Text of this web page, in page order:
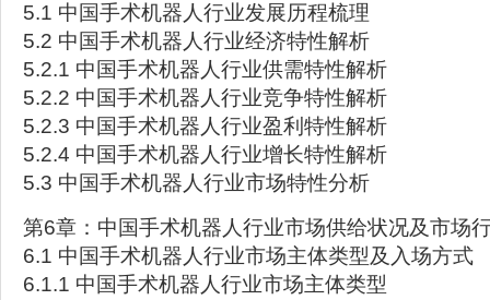
5.1 中国手术机器人行业发展历程梳理
5.2 中国手术机器人行业经济特性解析
5.2.1 中国手术机器人行业供需特性解析
5.2.2 中国手术机器人行业竞争特性解析
5.2.3 中国手术机器人行业盈利特性解析
5.2.4 中国手术机器人行业增长特性解析
5.3 中国手术机器人行业市场特性分析
第6章：中国手术机器人行业市场供给状况及市场
6.1 中国手术机器人行业市场主体类型及入场方式
6.1.1 中国手术机器人行业市场主体类型